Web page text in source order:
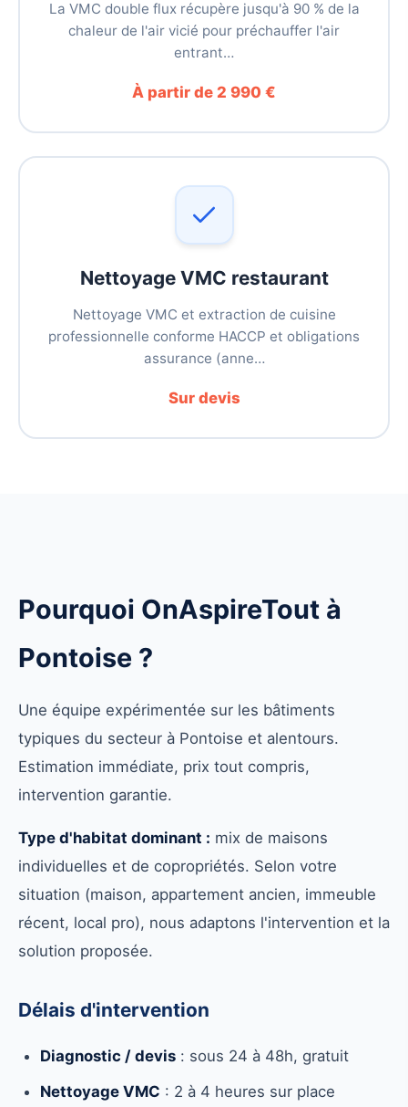
La VMC double flux récupère jusqu'à 90 % de la
chaleur de l'air vicié pour préchauffer l'air
entrant…
À partir de 2 990 €
Nettoyage VMC restaurant
Nettoyage VMC et extraction de cuisine
professionnelle conforme HACCP et obligations
assurance (anne…
Sur devis
Pourquoi OnAspireTout à
Pontoise ?
Une équipe expérimentée sur les bâtiments
typiques du secteur à Pontoise et alentours.
Estimation immédiate, prix tout compris,
intervention garantie.
Type d'habitat dominant : mix de maisons
individuelles et de copropriétés. Selon votre
situation (maison, appartement ancien, immeuble
récent, local pro), nous adaptons l'intervention et la
solution proposée.
Délais d'intervention
Diagnostic / devis : sous 24 à 48h, gratuit
Nettoyage VMC : 2 à 4 heures sur place